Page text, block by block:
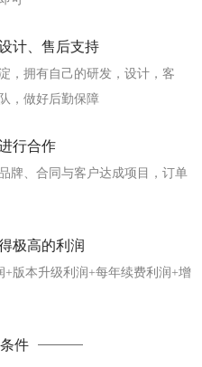
计、售后支持
，拥有自己的研发，设计，客
，做好后勤保障
行合作
牌、合同与客户达成项目，订单
极高的利润
+版本升级利润+每年续费利润+增
件